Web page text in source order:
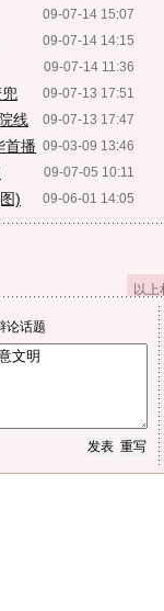
09-07-14 15:07
09-07-14 14:15
09-07-14 11:36
09-07-13 17:51
09-07-13 17:47
线
09-03-09 13:46
首播
09-07-05 10:11
09-06-01 14:05
)
以
论话题